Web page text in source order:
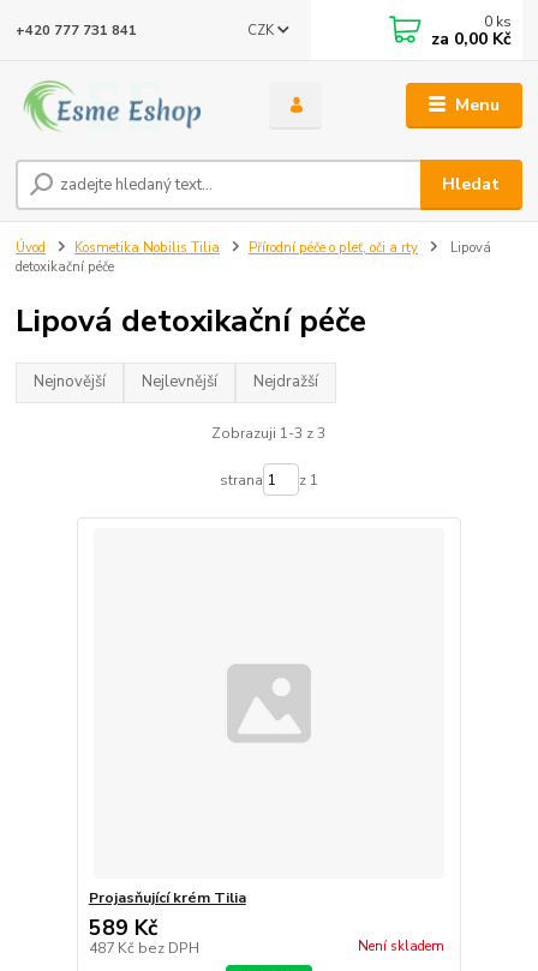
Menu
CZK
Hledat
+420 777 731 841 0 ks
za 0,00 Kč
Úvod Kosmetika Nobilis Tilia Přírodní péče o pleť, oči a rty
Lipová
detoxikační péče
Lipová detoxikační péče
Nejnovější Nejlevnější Nejdražší
Zobrazuji 1-3 z 3
strana z 1
Projasňující krém Tilia
589 Kč
487 Kč bez DPH Není skladem